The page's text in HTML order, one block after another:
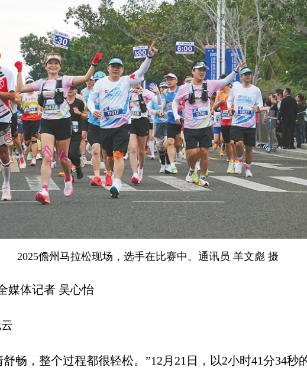
2025儋州马拉松现场，选手在比赛中。通讯员 羊文彪 摄
体记者 吴心怡
，整个过程都很轻松。”12月21日，以2小时41分34秒